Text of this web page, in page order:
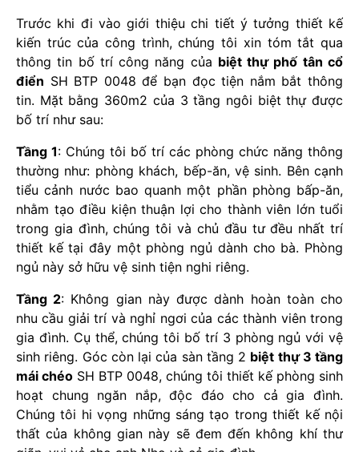
Trước khi đi vào giới thiệu chi tiết ý tưởng thiết kế
kiến trúc của công trình, chúng tôi xin tóm tắt qua
thông tin bố trí công năng của biệt thự phố tân cổ
điển SH BTP 0048 để bạn đọc tiện nắm bắt thông
tin. Mặt bằng 360m2 của 3 tầng ngôi biệt thự được
bố trí như sau:
Tầng 1: Chúng tôi bố trí các phòng chức năng thông
thường như: phòng khách, bếp-ăn, vệ sinh. Bên cạnh
tiểu cảnh nước bao quanh một phần phòng bấp-ăn,
nhằm tạo điều kiện thuận lợi cho thành viên lớn tuổi
trong gia đình, chúng tôi và chủ đầu tư đều nhất trí
thiết kế tại đây một phòng ngủ dành cho bà. Phòng
ngủ này sở hữu vệ sinh tiện nghi riêng.
Tầng 2: Không gian này được dành hoàn toàn cho
nhu cầu giải trí và nghỉ ngơi của các thành viên trong
gia đình. Cụ thể, chúng tôi bố trí 3 phòng ngủ với vệ
sinh riêng. Góc còn lại của sàn tầng 2 biệt thự 3 tầng
mái chéo SH BTP 0048, chúng tôi thiết kế phòng sinh
hoạt chung ngăn nắp, độc đáo cho cả gia đình.
Chúng tôi hi vọng những sáng tạo trong thiết kế nội
thất của không gian này sẽ đem đến không khí thư